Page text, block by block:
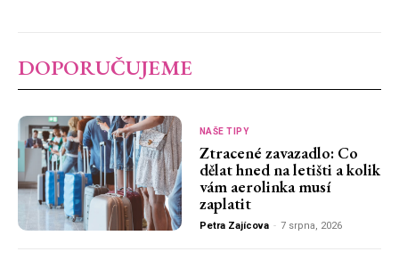
DOPORUČUJEME
NAŠE TIPY
Ztracené zavazadlo: Co
dělat hned na letišti a kolik
vám aerolinka musí
zaplatit
Petra Zajícova - 7 srpna, 2026